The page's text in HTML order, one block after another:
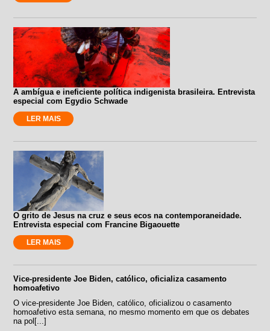
A ambígua e ineficiente política indigenista brasileira. Entrevista
especial com Egydio Schwade
LER MAIS
O grito de Jesus na cruz e seus ecos na contemporaneidade.
Entrevista especial com Francine Bigaouette
LER MAIS
Vice-presidente Joe Biden, católico, oficializa casamento
homoafetivo
O vice-presidente Joe Biden, católico, oficializou o casamento
homoafetivo esta semana, no mesmo momento em que os debates
na pol[...]